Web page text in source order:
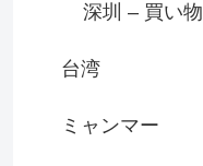
深圳 – 買い物
台湾
ミャンマー